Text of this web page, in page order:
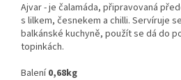
Ajvar -je čalamáda, připravovaná
s lilkem, česnekem a chilli. Servíruje
balkánské kuchyně, použít se dá do
topinkách.
Balení 0,68kg